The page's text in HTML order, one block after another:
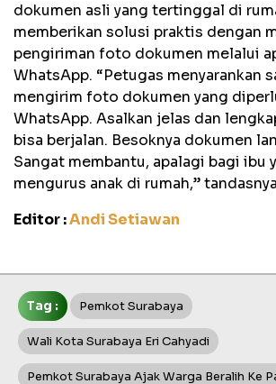
dokumen asli yang tertinggal di
memberikan solusi praktis dengan
pengiriman foto dokumen melalui
WhatsApp. “Petugas menyarankan
mengirim foto dokumen yang
WhatsApp. Asalkan jelas dan
bisa berjalan. Besoknya dokumen
Sangat membantu, apalagi bagi ibu
mengurus anak di rumah,”
Editor :Andi Setiawan
Tag : Pemkot Surabaya
Wali Kota Surabaya Eri Cahyadi
Pemkot Surabaya Ajak Warga Beralih Ke